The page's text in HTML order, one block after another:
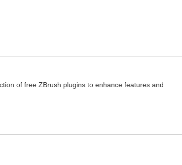
of free ZBrush plugins to enhance features and